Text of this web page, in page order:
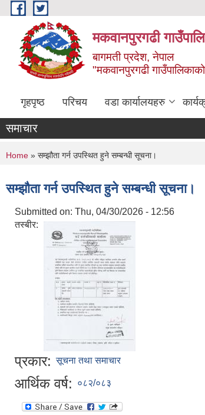
Skip to main content
मकवानपुरगढी
बागमती प्रदेश, नेपाल
"मकवानपुरगढी
गृहपृष्ठ परिचय वडा कार्यालयहरु
समाचार
You are here
Home » सम्झौता गर्न उपस्थित हुने सम्बन्धी सूचना।
सम्झौता गर्न उपस्थित हुने सम्बन्धी सूचना।
Submitted on: Thu, 04/30/2026 - 12:56
तस्बीर:
प्रकार: सूचना तथा समाचार
आर्थिक वर्ष: ०८२/०८३